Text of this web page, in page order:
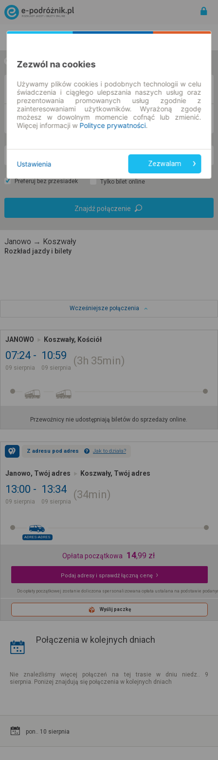
w jedną stronę w obie strony
Z
DO
Preferuj bez przesiadek Tylko bilet online
Znajdź połączenie
Janowo → Koszwały
Rozkład jazdy i bilety
Wcześniejsze połączenia
JANOWO Koszwały, Kościół
07:24
09 sierpnia
10:59
09 sierpnia
3h 35min
Przewoźnicy nie udostępniają biletów do sprzedaży online.
Z adresu pod adres Jak to działa?
Janowo, Twój adres Koszwały, Twój adres
13:00
09 sierpnia
13:34
09 sierpnia
34min
ADRES-ADRES
Opłata początkowa 14,99 zł
Podaj adresy i sprawdź łączną cenę
Do opłaty początkowej zostanie doliczona spersonalizowana opłata ustalana na podstawie
Wyślij paczkę
Połączenia w kolejnych dniach
Nie znaleźliśmy więcej połączeń na tej trasie w dniu niedz.. 9
sierpnia. Poniżej znajdują się połączenia w kolejnych dniach
pon.. 10 sierpnia
Zezwól na cookies
Używamy plików cookies i podobnych technologii w celu
świadczenia i ciągłego ulepszania naszych usług oraz
prezentowania promowanych usług zgodnie z
zainteresowaniami użytkowników. Wyrażoną zgodę
możesz w dowolnym momencie cofnąć lub zmienić.
Więcej informacji w Polityce prywatności.
Ustawienia Zezwalam